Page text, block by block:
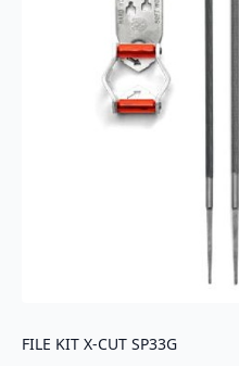
FILE KIT X-CUT SP33G